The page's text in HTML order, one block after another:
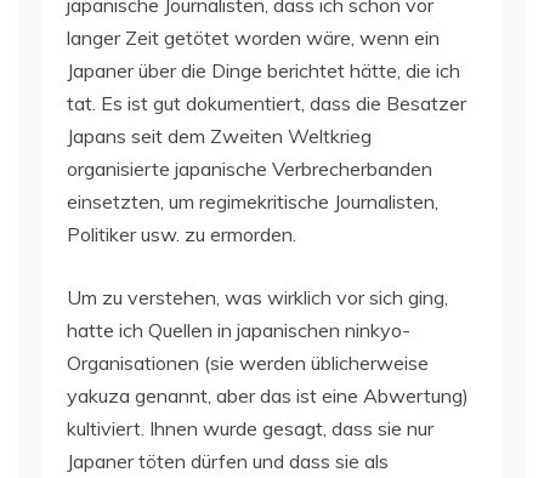
langer Zeit getötet worden wäre, wenn ein
Japaner über die Dinge berichtet hätte, die ich
tat. Es ist gut dokumentiert, dass die Besatzer
Japans seit dem Zweiten Weltkrieg
organisierte japanische Verbrecherbanden
einsetzten, um regimekritische Journalisten,
Politiker usw. zu ermorden.
Um zu verstehen, was wirklich vor sich ging,
hatte ich Quellen in japanischen ninkyo-
Organisationen (sie werden üblicherweise
yakuza genannt, aber das ist eine Abwertung)
kultiviert. Ihnen wurde gesagt, dass sie nur
Japaner töten dürfen und dass sie als